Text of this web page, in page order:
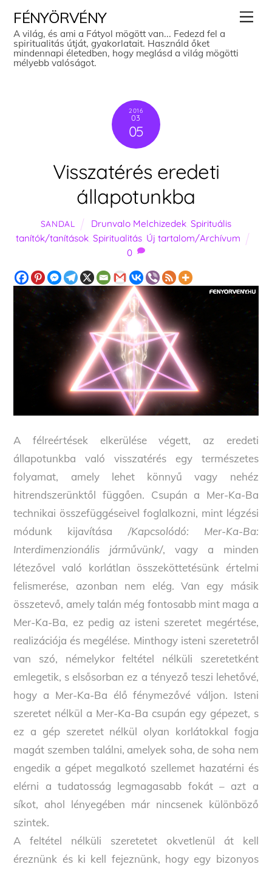
content
FÉNYÖRVÉNY
A világ, és ami a Fátyol mögött van... Fedezd fel a
spiritualitás útját, gyakorlatait. Használd őket
mindennapi életedben, hogy meglásd a világ mögötti
mélyebb valóságot.
2016
03
05
Visszatérés eredeti
állapotunkba
SANDAL Drunvalo Melchizedek ,Spirituális
tanítók/tanítások, Spiritualitás, Új tartalom/Archívum
0
A félreértések elkerülése végett, az eredeti
állapotunkba való visszatérés egy természetes
folyamat, amely lehet könnyű vagy nehéz
hitrendszerünktől függően. Csupán a Mer-Ka-Ba
technikai összefüggéseivel foglalkozni, mint légzési
módunk kijavítása /Kapcsolódó: Mer-Ka-Ba:
Interdimenzionális járművünk/, vagy a minden
létezővel való korlátlan összeköttetésünk értelmi
felismerése, azonban nem elég. Van egy másik
összetevő, amely talán még fontosabb mint maga a
Mer-Ka-Ba, ez pedig az isteni szeretet megértése,
realizációja és megélése. Minthogy isteni szeretetről
van szó, némelykor feltétel nélküli szeretetként
emlegetik, s elsősorban ez a tényező teszi lehetővé,
hogy a Mer-Ka-Ba élő fénymezővé váljon. Isteni
szeretet nélkül a Mer-Ka-Ba csupán egy gépezet, s
ez a gép szeretet nélkül olyan korlátokkal fogja
magát szemben találni, amelyek soha, de soha nem
engedik a gépet megalkotó szellemet hazatérni és
elérni a tudatosság legmagasabb fokát – azt a
síkot, ahol lényegében már nincsenek különböző
szintek.
A feltétel nélküli szeretetet okvetlenül át kell
éreznünk és ki kell fejeznünk, hogy egy bizonyos